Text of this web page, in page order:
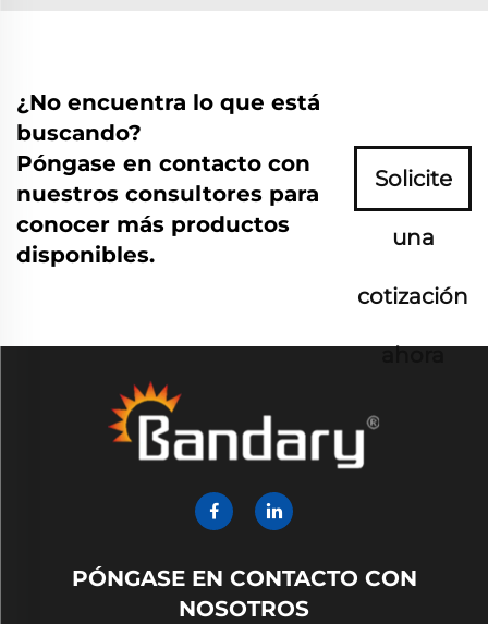
¿No encuentra lo que está
buscando?
Póngase en contacto con
nuestros consultores para
conocer más productos
disponibles.
Solicite
una
cotización
ahora
PÓNGASE EN CONTACTO CON
NOSOTROS